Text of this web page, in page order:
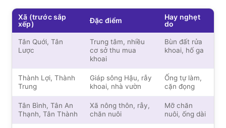
Xã (trước sắp
xếp)
Đặc điểm
Hay nghẹt
do
Tân Quới, Tân
Lược
Trung tâm, nhiều
cơ sở thu mua
khoai
Bùn đất rửa
khoai, hố ga
Thành Lợi, Thành
Trung
Giáp sông Hậu, rẫy
khoai, nhà vườn
Ống tự làm,
cặn đọng
Tân Bình, Tân An
Thạnh, Tân Thành
Xã nông thôn, rẫy,
chăn nuôi
Mỡ chăn
nuôi, ống dài